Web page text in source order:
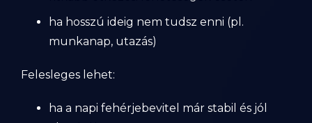
ha hosszú ideig nem tudsz enni (pl.
munkanap, utazás)
Felesleges lehet:
ha a napi fehérjebevitel már stabil és jól